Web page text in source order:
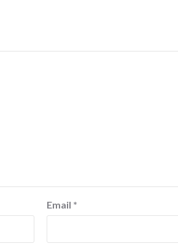
Email *